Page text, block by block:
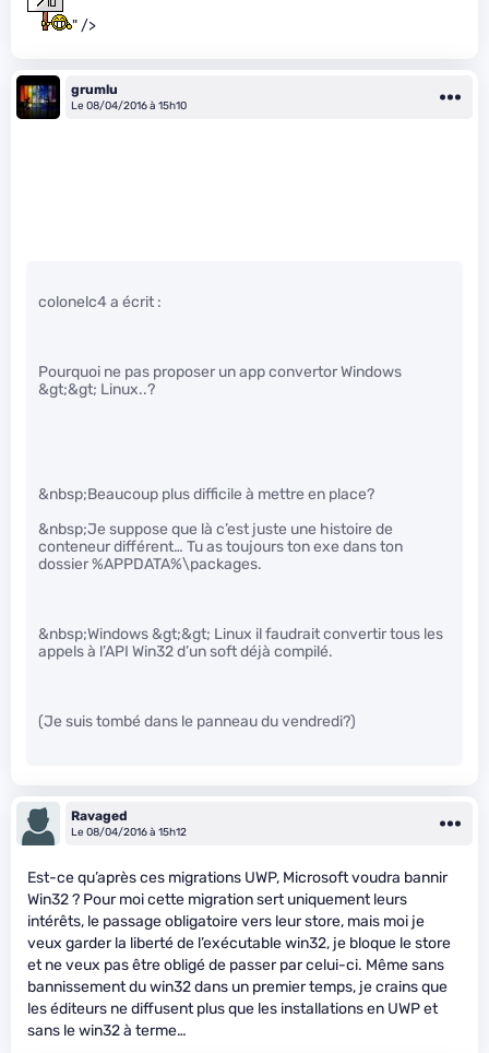
" />
grumlu
Le 08/04/2016 à 15h10
colonelc4 a écrit :
Pourquoi ne pas proposer un app convertor Windows
&gt;&gt; Linux..?
&nbsp;Beaucoup plus difficile à mettre en place?
&nbsp;Je suppose que là c’est juste une histoire de
conteneur différent… Tu as toujours ton exe dans ton
dossier %APPDATA%\packages.
&nbsp;Windows &gt;&gt; Linux il faudrait convertir tous les
appels à l’API Win32 d’un soft déjà compilé.
(Je suis tombé dans le panneau du vendredi?)
Ravaged
Le 08/04/2016 à 15h12
Est-ce qu’après ces migrations UWP, Microsoft voudra bannir
Win32 ? Pour moi cette migration sert uniquement leurs
intérêts, le passage obligatoire vers leur store, mais moi je
veux garder la liberté de l’exécutable win32, je bloque le store
et ne veux pas être obligé de passer par celui-ci. Même sans
bannissement du win32 dans un premier temps, je crains que
les éditeurs ne diffusent plus que les installations en UWP et
sans le win32 à terme…